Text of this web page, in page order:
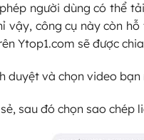
người dùng có thể
vậy, công cụ này còn
Ytop1.com sẽ được
duyệt và chọn video bạn
sau đó chọn sao chép